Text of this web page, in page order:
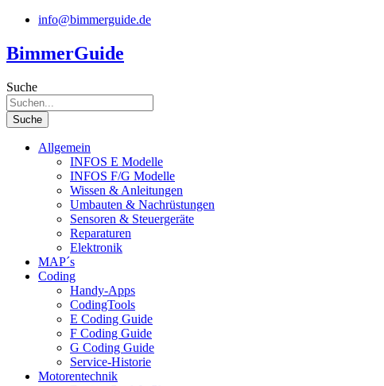
Zum
springen
info@bimmerguide.de
BimmerGuide
Suche
Suche
Allgemein
INFOS E Modelle
INFOS F/G Modelle
Wissen & Anleitungen
Umbauten & Nachrüstungen
Sensoren & Steuergeräte
Reparaturen
Elektronik
MAP´s
Coding
Handy-Apps
CodingTools
E Coding Guide
F Coding Guide
G Coding Guide
Service-Historie
Motorentechnik